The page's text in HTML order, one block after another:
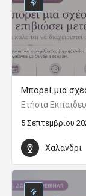
Αθήνα/
Μονοετές
Υπνοθεραπεία
ONLINE